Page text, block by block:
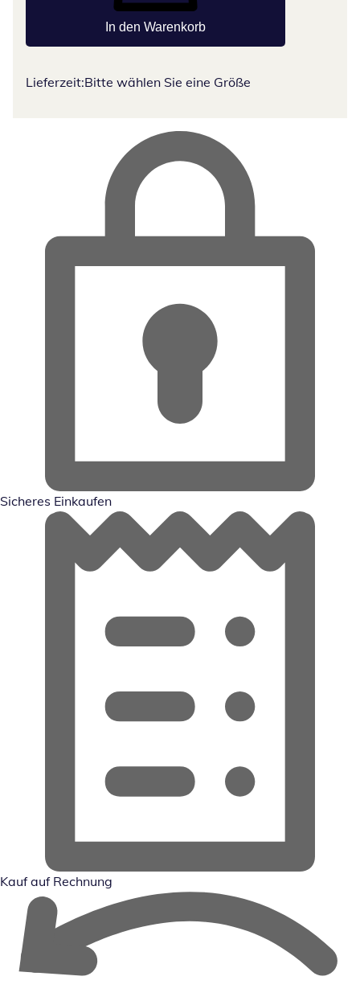
In den Warenkorb
Lieferzeit:Bitte wählen Sie eine Größe
Sicheres Einkaufen
Kauf auf Rechnung